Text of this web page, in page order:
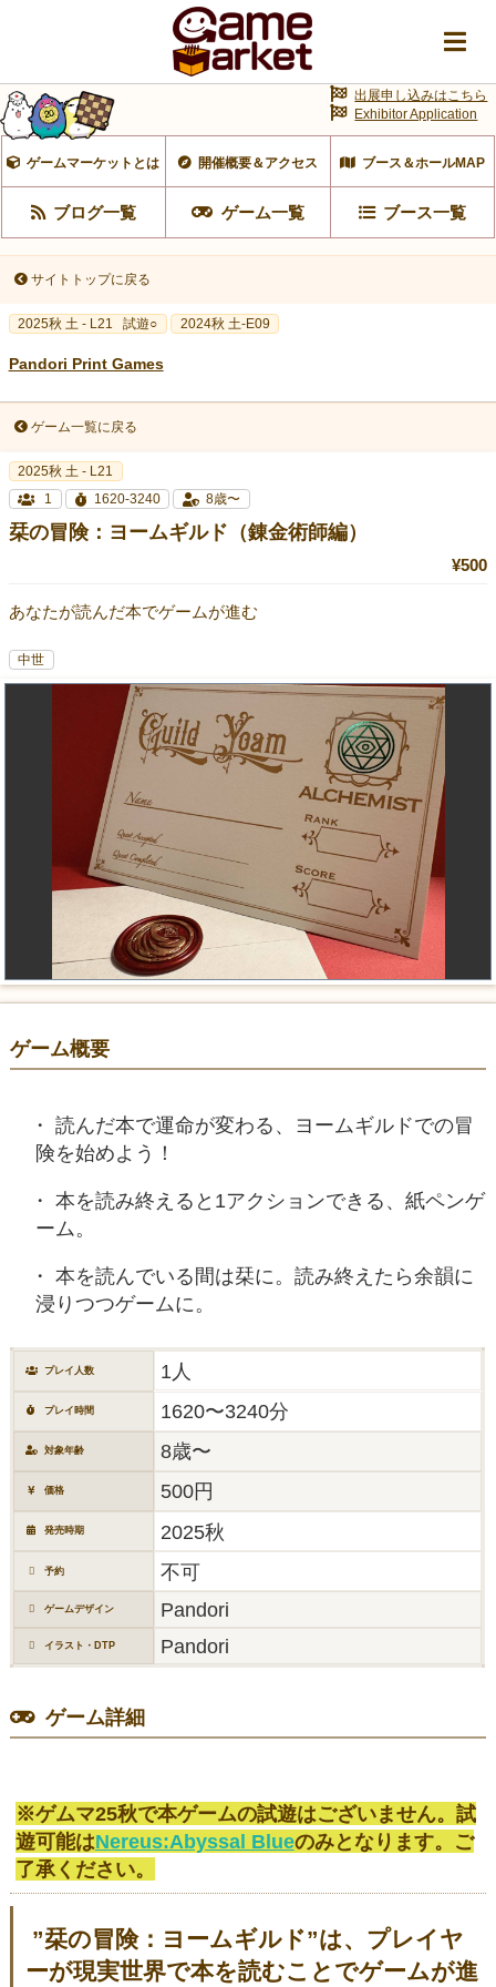
ゲームマーケットとは 開催概要＆アクセス ブース＆ホールMAP
ブログ一覧 ゲーム一覧 ブース一覧
出展申し込みはこちら
Exhibitor Application
サイトトップに戻る
2025秋 土 - L21 試遊○ 2024秋 土-E09
Pandori Print Games
ゲーム一覧に戻る
2025秋 土 - L21
1
1620-3240 8歳〜
栞の冒険：ヨームギルド（錬金術師編）
¥500
あなたが読んだ本でゲームが進む
中世
ゲーム概要
読んだ本で運命が変わる、ヨームギルドでの冒
険を始めよう！
本を読み終えると1アクションできる、紙ペンゲ
ーム。
本を読んでいる間は栞に。読み終えたら余韻に
浸りつつゲームに。
プレイ人数 1人
プレイ時間 1620〜3240分
対象年齢 8歳〜
価格 500円
発売時期 2025秋
予約 不可
ゲームデザイン Pandori
イラスト・DTP Pandori
ゲーム詳細
※ゲムマ25秋で本ゲームの試遊はございません。試
遊可能はNereus:Abyssal Blueのみとなります。ご
了承ください。
”栞の冒険：ヨームギルド”は、プレイヤ
ーが現実世界で本を読むことでゲームが進